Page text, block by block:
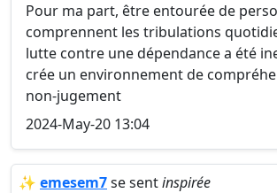
Pour ma part, être entourée de
comprennent les tribulations
lutte contre une dépendance a été
crée un environnement de
non-jugement
2024-May-20 13:04
✨ emesem7se sentinspirée